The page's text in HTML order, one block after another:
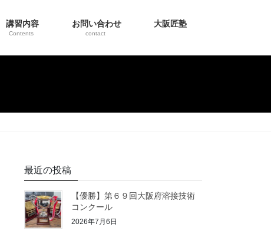
講習内容
Contents
お問い合わせ
contact
大阪匠塾
最近の投稿
【優勝】第６９回大阪府溶接技術
コンクール
2026年7月6日